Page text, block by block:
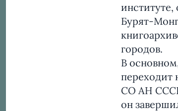
Бурят-
городов.
В
переходит
СО АН СССР
он